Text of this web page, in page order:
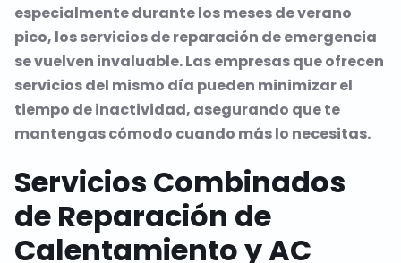
especialmente durante los meses de verano
pico, los servicios de reparación de emergencia
se vuelven invaluable. Las empresas que ofrecen
servicios del mismo día pueden minimizar el
tiempo de inactividad, asegurando que te
mantengas cómodo cuando más lo necesitas.
Servicios Combinados
de Reparación de
Calentamiento y AC